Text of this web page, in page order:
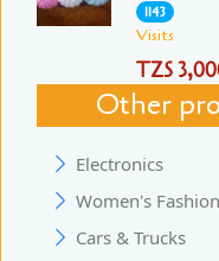
1143
Visits
TZS
Other
Electronics
Women's Fashion
Cars & Trucks